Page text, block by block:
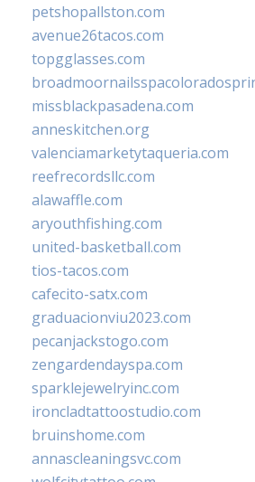
petshopallston.com
avenue26tacos.com
topgglasses.com
missblackpasadena.com
anneskitchen.org
valenciamarketytaqueria.com
reefrecordsllc.com
alawaffle.com
aryouthfishing.com
united-basketball.com
tios-tacos.com
cafecito-satx.com
graduacionviu2023.com
pecanjackstogo.com
zengardendayspa.com
sparklejewelryinc.com
ironcladtattoostudio.com
bruinshome.com
annascleaningsvc.com